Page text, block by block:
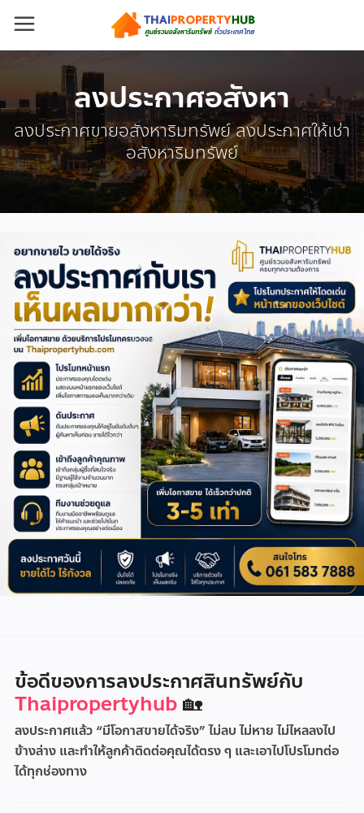
ลงประกาศอสังหา
ลงประกาศขายอสังหาริมทรัพย์ ลงประกาศให้เช่า
อสังหาริมทรัพย์
ข้อดีของการลงประกาศสินทรัพย์กับ
Thaipropertyhub🏡
ลงประกาศแล้ว “มีโอกาสขายได้จริง” ไม่ลบ ไม่หาย ไม่ไหลลงไป
ข้างล่าง และทำให้ลูกค้าติดต่อคุณได้ตรง ๆ และเอาไปโปรโมทต่อ
ได้ทุกช่องทาง